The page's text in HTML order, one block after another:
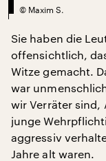
© Maxim S.
Sie haben die
offensichtlich,
Witze gemacht.
war
wir Verräter sind,
junge
aggressiv
Jahre alt waren.